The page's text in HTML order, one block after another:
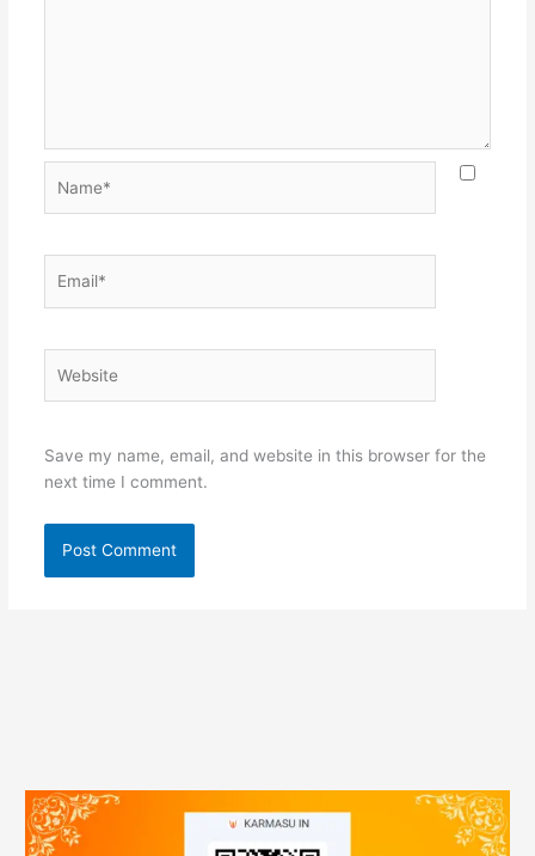
Save my name, email, and website in this browser for the
next time I comment.